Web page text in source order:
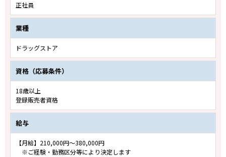
正社員
業種
ドラッグストア
資格（応募条件）
18歳以上
登録販売者資格
給与
【月給】210,000円～380,000円
※ご経験・勤務区分等により決定します